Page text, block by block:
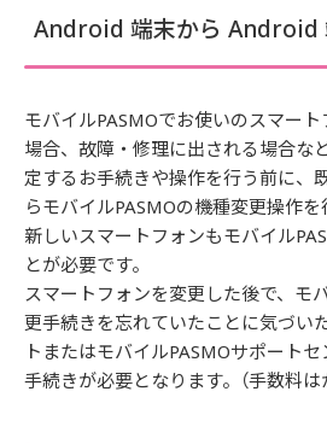
Android 端末から Android
モバイルPASMOでお使いのスマー
場合、故障・修理に出される場合な
定するお手続きや操作を行う前に、
らモバイルPASMOの機種変更操作を
新しいスマートフォンもモバイル
とが必要です。
スマートフォンを変更した後で、モ
更手続きを忘れていたことに気づい
トまたはモバイルPASMOサポート
手続きが必要となります。（手数料は